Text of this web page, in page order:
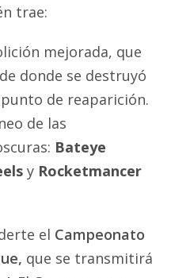
trae:
mejorada, que
donde se destruyó
de reaparición.
de las
Bateye
y Rocketmancer
el Campeonato
que se transmitirá